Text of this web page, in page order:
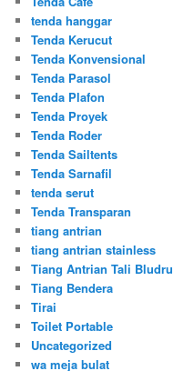
tenda hanggar
Tenda Kerucut
Tenda Konvensional
Tenda Parasol
Tenda Plafon
Tenda Proyek
Tenda Roder
Tenda Sailtents
Tenda Sarnafil
tenda serut
Tenda Transparan
tiang antrian
tiang antrian stainless
Tiang Antrian Tali Bludru
Tiang Bendera
Tirai
Toilet Portable
Uncategorized
wa meja bulat